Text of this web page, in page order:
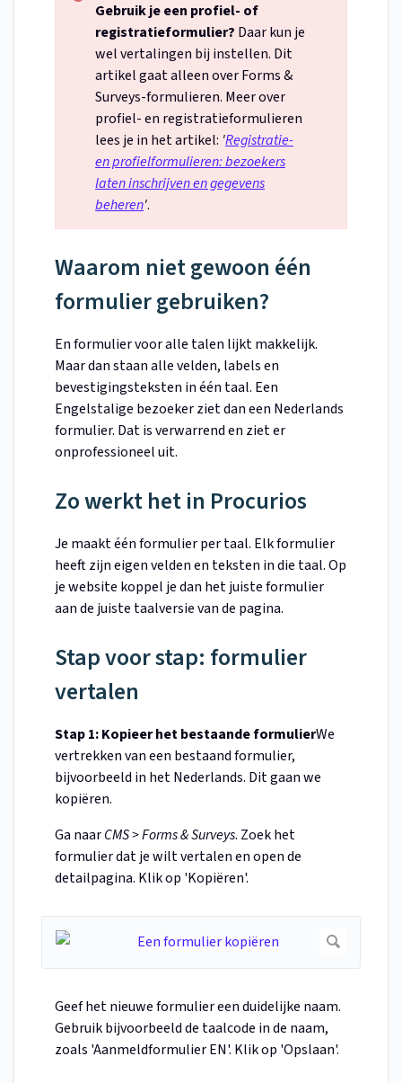
Gebruik je een profiel- of
registratieformulier? Daar kun je
wel vertalingen bij instellen. Dit
artikel gaat alleen over Forms &
Surveys-formulieren. Meer over
profiel- en registratieformulieren
lees je in het artikel: 'Registratie-
en profielformulieren: bezoekers
laten inschrijven en gegevens
beheren'.
Waarom niet gewoon één
formulier gebruiken?
En formulier voor alle talen lijkt makkelijk.
Maar dan staan alle velden, labels en
bevestigingsteksten in één taal. Een
Engelstalige bezoeker ziet dan een Nederlands
formulier. Dat is verwarrend en ziet er
onprofessioneel uit.
Zo werkt het in Procurios
Je maakt één formulier per taal. Elk formulier
heeft zijn eigen velden en teksten in die taal. Op
je website koppel je dan het juiste formulier
aan de juiste taalversie van de pagina.
Stap voor stap: formulier
vertalen
Stap 1: Kopieer het bestaande formulierWe
vertrekken van een bestaand formulier,
bijvoorbeeld in het Nederlands. Dit gaan we
kopiëren.
Ga naarCMS > Forms & Surveys. Zoek het
formulier dat je wilt vertalen en open de
detailpagina. Klik op 'Kopiëren'.
Geef het nieuwe formulier een duidelijke naam.
Gebruik bijvoorbeeld de taalcode in de naam,
zoals 'Aanmeldformulier EN'. Klik op 'Opslaan'.